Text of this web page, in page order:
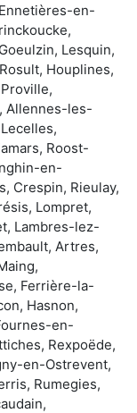
en-
Lesquin,
Houplines,
Allennes-les-
Roost-
en-
Crespin, Rieulay,
Lompret,
Lambres-lez-
Artres,
Ferrière-la-
Hasnon,
en-
Rexpoëde,
en-Ostrevent,
Rumegies,